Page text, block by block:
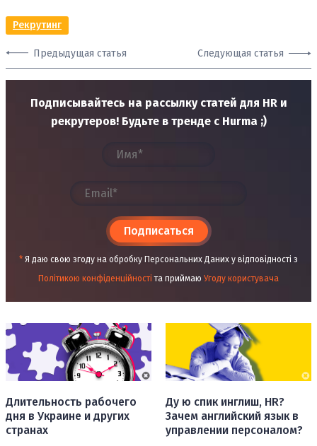
Рекрутинг
Предыдущая статья Следующая статья
Подписывайтесь на рассылку статей для HR и
рекрутеров! Будьте в тренде с Hurma ;)
Подписаться
* Я даю свою згоду на обробку Персональних Даних у відповідності з
Політикою конфіденційності та приймаю Угоду користувача
Длительность рабочего
дня в Украине и других
странах
Ду ю спик инглиш, HR?
Зачем английский язык в
управлении персоналом?